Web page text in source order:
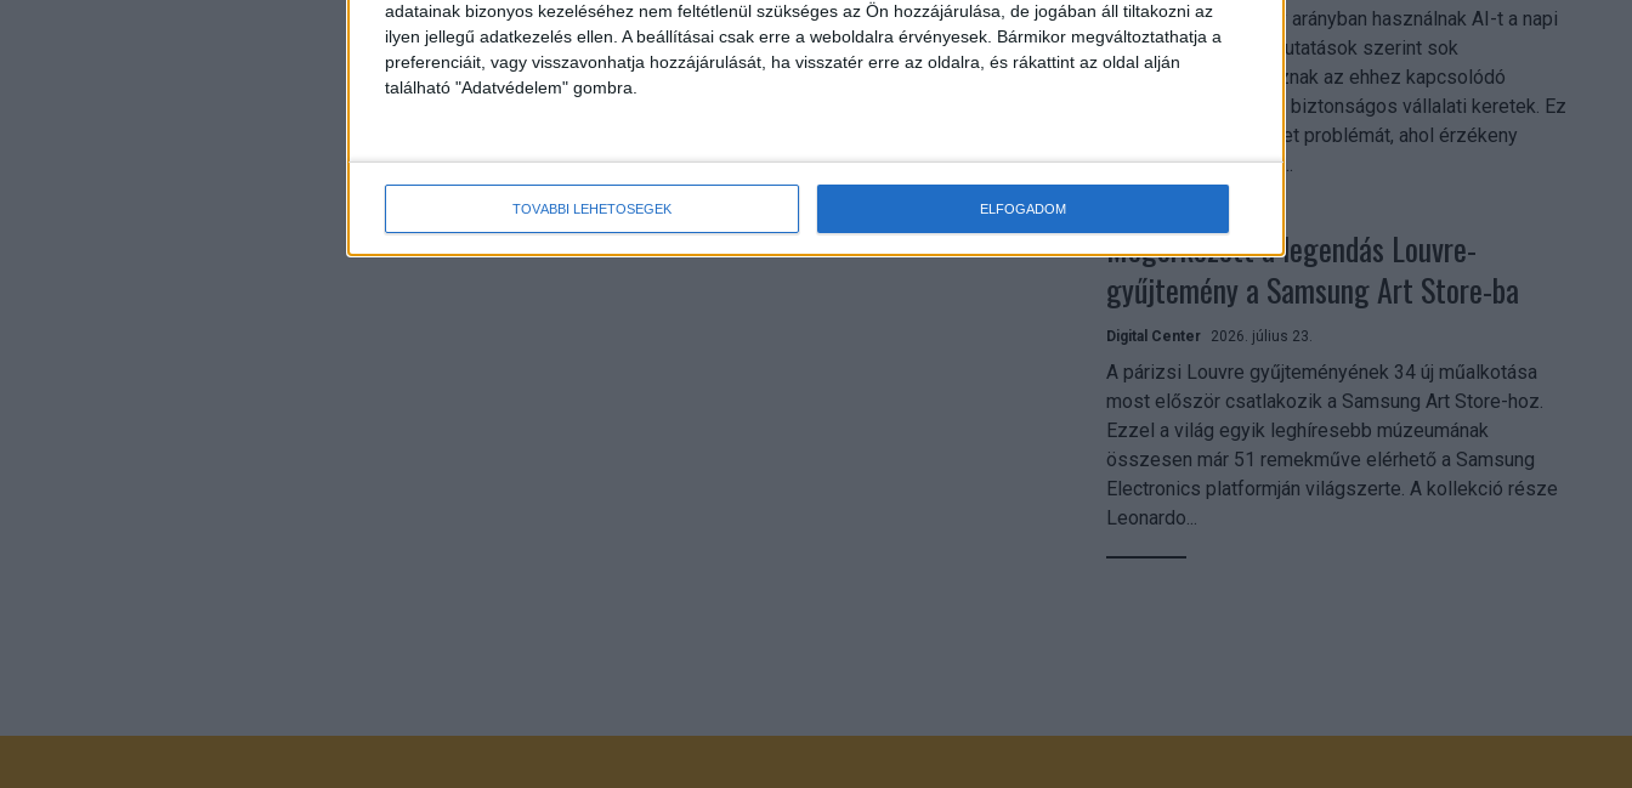
adatainak bizonyos kezeléséhez nem feltétlenül szükséges az Ön hozzájárulása, de jogában áll tiltakozni az
ilyen jellegű adatkezelés ellen. A beállításai csak erre a weboldalra érvényesek. Bármikor megváltoztathatja a
preferenciáit, vagy visszavonhatja hozzájárulását, ha visszatér erre az oldalra, és rákattint az oldal alján
található "Adatvédelem" gombra.
TOVÁBBI LEHETŐSÉGEK ELFOGADOM
A munkavállalók nagy arányban használnak AI-t a napi
munkában, ám friss kutatások szerint sok
szervezetnél hiányoznak az ehhez kapcsolódó
világos irányelvek és biztonságos vállalati keretek. Ez
különösen ott jelenthet problémát, ahol érzékeny
üzleti információkkal...
Megérkezett a legendás Louvre-
gyűjtemény a Samsung Art Store-ba
Digital Center 2026. július 23.
A párizsi Louvre gyűjteményének 34 új műalkotása
most először csatlakozik a Samsung Art Store-hoz.
Ezzel a világ egyik leghíresebb múzeumának
összesen már 51 remekműve elérhető a Samsung
Electronics platformján világszerte. A kollekció része
Leonardo...